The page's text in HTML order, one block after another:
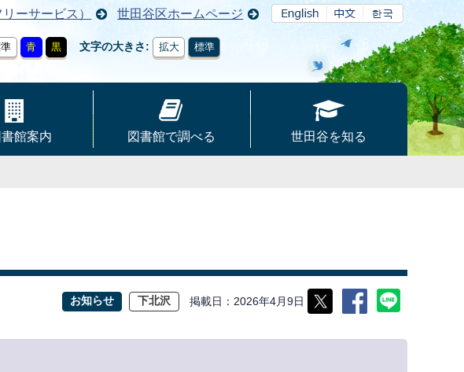
ーサービス） 世田谷区ホームページ
青 黒 文字の大きさ 拡大 標準
館案内 図書館で調べる 世田谷を知る
お知らせ 下北沢 掲載日 2026年4月9日